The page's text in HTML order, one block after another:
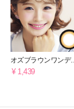
オズブラウンワンデー
[1日用]
¥ 1,439